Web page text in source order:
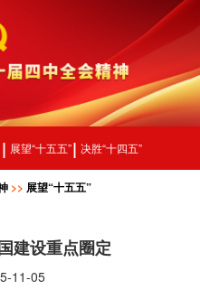
展望“十五五” 决胜“十四五”
>> 展望“十五五”
建设重点圈定
11-05